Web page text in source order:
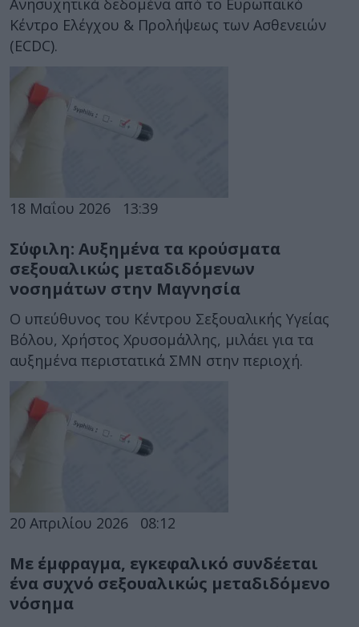
Ανησυχητικά δεδομένα από το Ευρωπαϊκό
Κέντρο Ελέγχου & Προλήψεως των Ασθενειών
(ECDC).
18 Μαΐου 2026 13:39
Σύφιλη: Αυξημένα τα κρούσματα
σεξουαλικώς μεταδιδόμενων
νοσημάτων στην Μαγνησία
Ο υπεύθυνος του Κέντρου Σεξουαλικής Υγείας
Βόλου, Χρήστος Χρυσομάλλης, μιλάει για τα
αυξημένα περιστατικά ΣΜΝ στην περιοχή.
20 Απριλίου 2026 08:12
Με έμφραγμα, εγκεφαλικό συνδέεται
ένα συχνό σεξουαλικώς μεταδιδόμενο
νόσημα